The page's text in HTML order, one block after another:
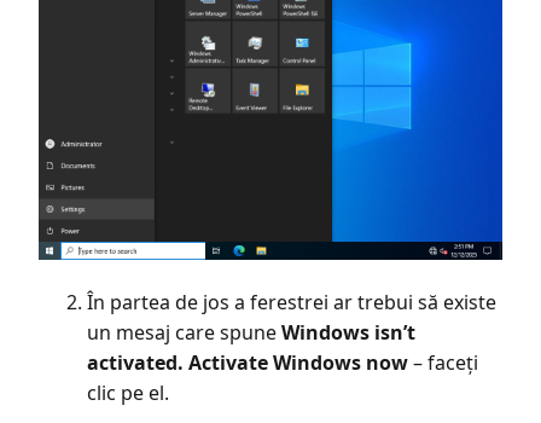
În partea de jos a ferestrei ar trebui să existe
un mesaj care spuneWindows isn’t
activated. Activate Windows now– faceți
clic pe el.